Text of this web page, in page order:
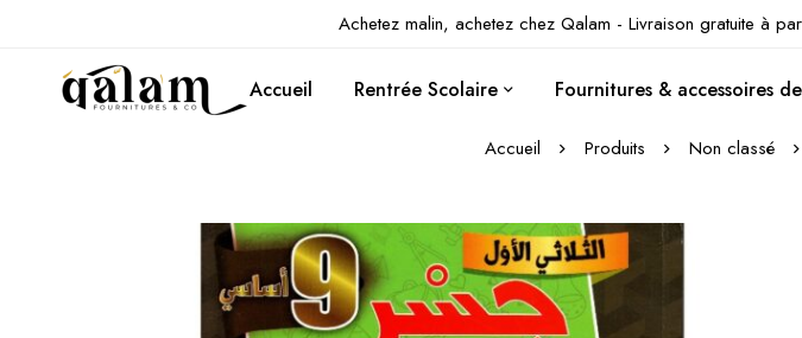
Achetez malin, achetez chez Qalam - Livraison gratuite à
Accueil Rentrée Scolaire Fournitures & accessoires
Accueil Produits Non classé